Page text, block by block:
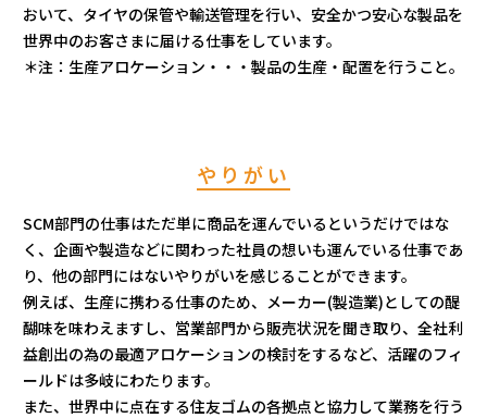
おいて、タイヤの保管や輸送管理を行い、安全かつ安心な製品を
世界中のお客さまに届ける仕事をしています。
＊注：生産アロケーション・・・製品の生産・配置を行うこと。
やりがい
SCM部門の仕事はただ単に商品を運んでいるというだけではな
く、企画や製造などに関わった社員の想いも運んでいる仕事であ
り、他の部門にはないやりがいを感じることができます。
例えば、生産に携わる仕事のため、メーカー(製造業)としての醍
醐味を味わえますし、営業部門から販売状況を聞き取り、全社利
益創出の為の最適アロケーションの検討をするなど、活躍のフィ
ールドは多岐にわたります。
また、世界中に点在する住友ゴムの各拠点と協力して業務を行う